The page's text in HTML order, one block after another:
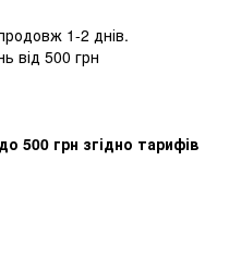
1-2 днів.
від 500 грн
500 грн згідно тарифів